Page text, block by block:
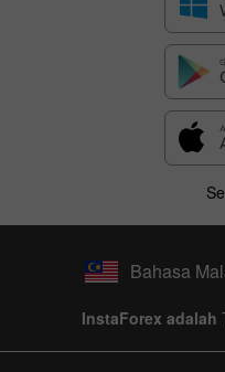
Bahasa
InstaForex adalah